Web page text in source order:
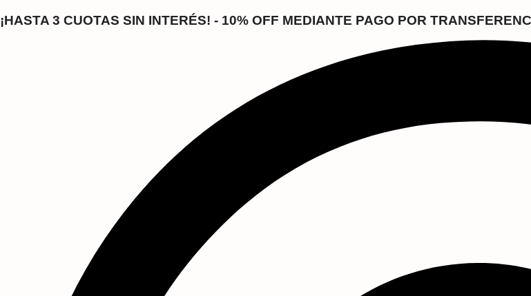
al
contenido
¡HASTA 3 CUOTAS SIN INTERÉS! - 10% OFF MEDIANTE PAGO POR